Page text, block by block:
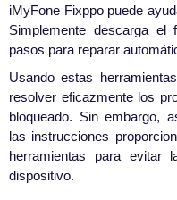
iMyFone Fixppo puede
Simplemente descarga
pasos para reparar
Usando estas
resolver eficazmente los
bloqueado. Sin embargo,
las instrucciones
herramientas para
dispositivo.